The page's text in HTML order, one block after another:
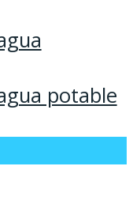
potable